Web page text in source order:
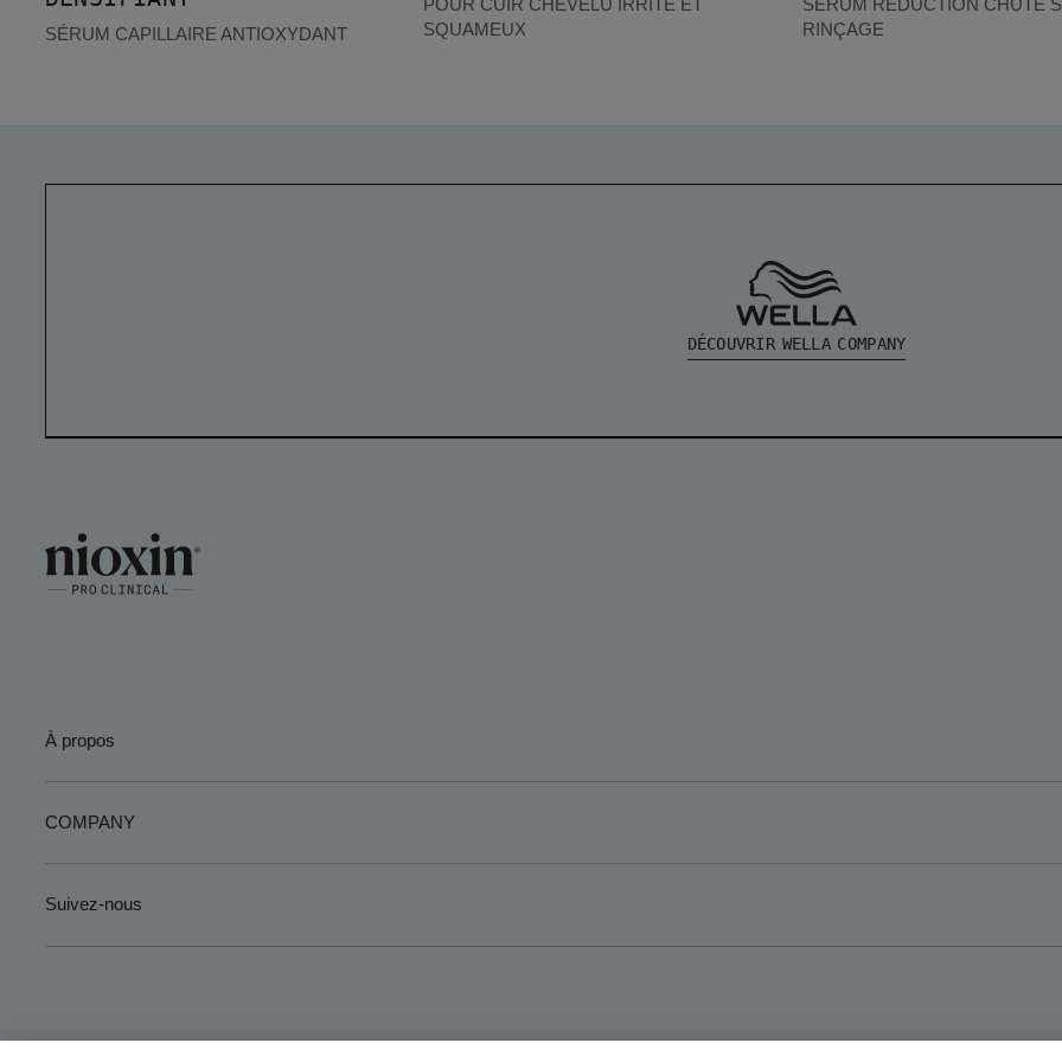
SÉRUM CAPILLAIRE ANTIOXYDANT
POUR CUIR CHEVELU IRRITÉ ET
SQUAMEUX
SÉRUM RÉDUCTION CHUTE
RINÇAGE
DÉCOUVRIR WELLA COMPANY
À propos
COMPANY
Suivez-nous